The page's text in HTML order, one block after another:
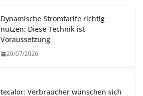
Dynamische Stromtarife richtig
nutzen: Diese Technik ist
Voraussetzung
29/07/2026
tecalor: Verbraucher wünschen sich